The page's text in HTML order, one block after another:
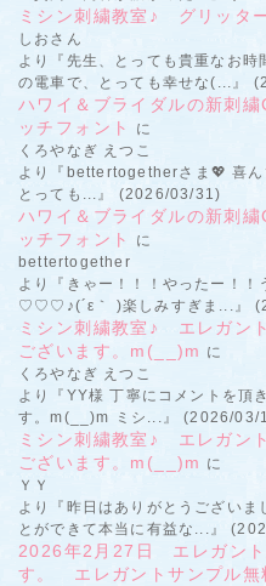
ミシン刺繍教室♪ グリッタ
しおさん
より『先生、とっても貴重なお時
の電車で、とっても幸せな(...』
ハワイ＆ブライダルの新刺
ッチフォント
に
くろやなぎ えつこ
より『bettertogetherさま💖 喜ん
とっても...』 (2026/03/31)
ハワイ＆ブライダルの新刺
ッチフォント
に
bettertogether
より『きゃー！！！やったー！！
♡♡♡♪(´ε｀ )楽しみすぎま...』
ミシン刺繍教室♪ エレガン
ございます。m(__)m に
くろやなぎ えつこ
より『YY様 丁寧にコメントを頂
す。m(__)m ミシ...』 (2026/03/
ミシン刺繍教室♪ エレガン
ございます。m(__)m に
ＹＹ
より『昨日はありがとうございま
とができて本当に有益な...』
2026年2月27日 エレガント
す。 エレガントサンプル無